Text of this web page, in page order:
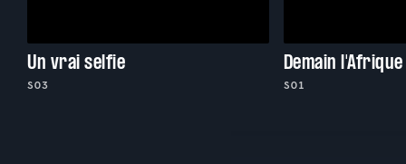
Un vrai selfie
S03
Demain l'Afrique
S01